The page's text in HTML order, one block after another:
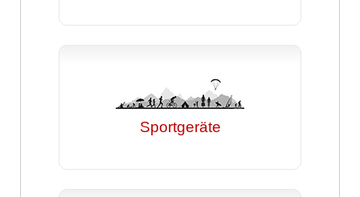
Sportgeräte